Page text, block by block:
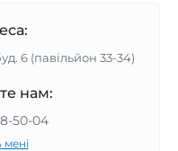
6 (павільйон 33-34)
нам:
50-04
мені